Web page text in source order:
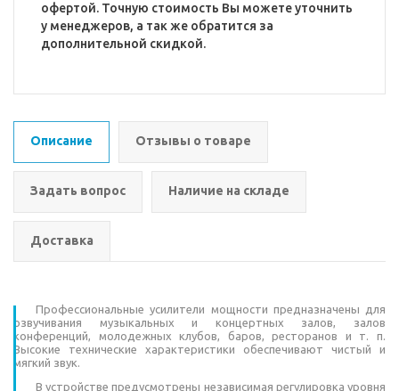
офертой. Точную стоимость Вы можете уточнить
у менеджеров, а так же обратится за
дополнительной скидкой.
Описание Отзывы о товаре
Задать вопрос Наличие на складе
Доставка
Профессиональные усилители мощности предназначены для
озвучивания музыкальных и концертных залов, залов
конференций, молодежных клубов, баров, ресторанов и т. п.
Высокие технические характеристики обеспечивают чистый и
мягкий звук.
В устройстве предусмотрены независимая регулировка уровня